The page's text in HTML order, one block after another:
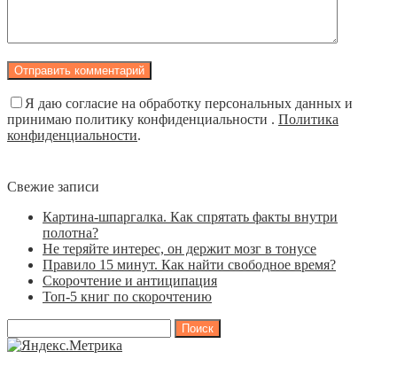
Я даю согласие на обработку персональных данных и
принимаю политику конфиденциальности . Политика
конфиденциальности.
Свежие записи
Картина-шпаргалка. Как спрятать факты внутри
полотна?
Не теряйте интерес, он держит мозг в тонусе
Правило 15 минут. Как найти свободное время?
Скорочтение и антиципация
Топ-5 книг по скорочтению